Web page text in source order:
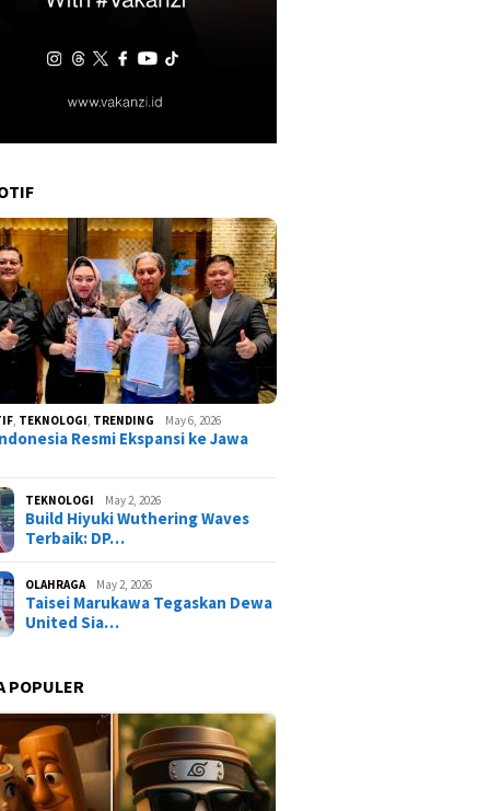
, TEKNOLOGI, TRENDING May 6, 2026
Resmi Ekspansi ke Jawa
TEKNOLOGI May 2, 2026
Build Hiyuki Wuthering Waves
Terbaik: DP…
OLAHRAGA May 2, 2026
Taisei Marukawa Tegaskan Dewa
United Sia…
POPULER